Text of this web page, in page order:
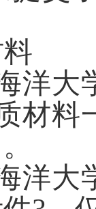
洋大
材
洋大